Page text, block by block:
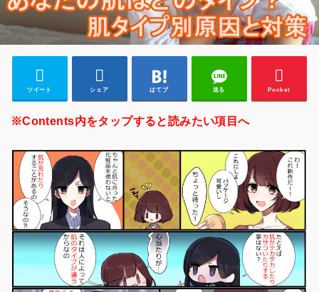
ツイート シェア はてブ 送る Pocket
※Contents内をタップすると読みたい項目へ